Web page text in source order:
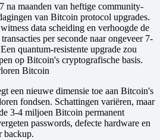
na maanden van heftige community-
van Bitcoin protocol upgrades.
data scheiding en verhoogde de
per seconde naar ongeveer 7-
quantum-resistente upgrade zou
op Bitcoin's cryptografische basis.
Bitcoin
een nieuwe dimensie toe aan Bitcoin's
fondsen. Schattingen variëren, maar
3-4 miljoen Bitcoin permanent
passwords, defecte hardware en
backup.